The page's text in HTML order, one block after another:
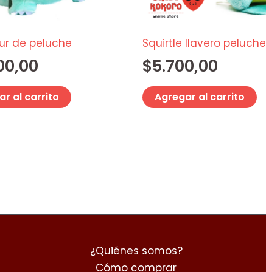
de peluche
al carrito
Squirtle llavero peluche
$5.700,00
Agregar al carrito
¿Quiénes somos?
Cómo comprar